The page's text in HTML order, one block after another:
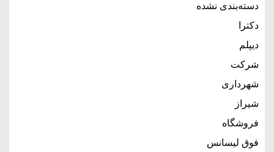
دسته‌بندی نشده
دکترا
دیپلم
شرکت
شهرداری
شیراز
فروشگاه
فوق لیسانس